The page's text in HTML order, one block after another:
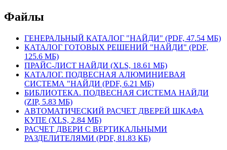
Файлы
ГЕНЕРАЛЬНЫЙ КАТАЛОГ "НАЙДИ" (PDF, 47.54 МБ)
КАТАЛОГ ГОТОВЫХ РЕШЕНИЙ "НАЙДИ" (PDF,
125.6 МБ)
ПРАЙС-ЛИСТ НАЙДИ (XLS, 18.61 МБ)
КАТАЛОГ. ПОДВЕСНАЯ АЛЮМИНИЕВАЯ
СИСТЕМА "НАЙДИ (PDF, 6.21 МБ)
БИБЛИОТЕКА. ПОДВЕСНАЯ СИСТЕМА НАЙДИ
(ZIP, 5.83 МБ)
АВТОМАТИЧЕСКИЙ РАСЧЕТ ДВЕРЕЙ ШКАФА
КУПЕ (XLS, 2.84 МБ)
РАСЧЕТ ДВЕРИ C ВЕРТИКАЛЬНЫМИ
РАЗДЕЛИТЕЛЯМИ (PDF, 81.83 КБ)